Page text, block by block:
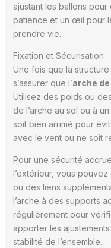
ajustant les ballons
patience et un œil pour
prendre vie.
Fixation et Sécurisation
Une fois que la
s’assurer que l’arche
Utilisez des poids ou
de l’arche au sol ou à
soit bien arrimé pour
avec le vent ou ne soit
Pour une sécurité
l’extérieur, vous
ou des liens
l’arche à des supports
régulièrement pour
apporter les
stabilité de l’ensemble.